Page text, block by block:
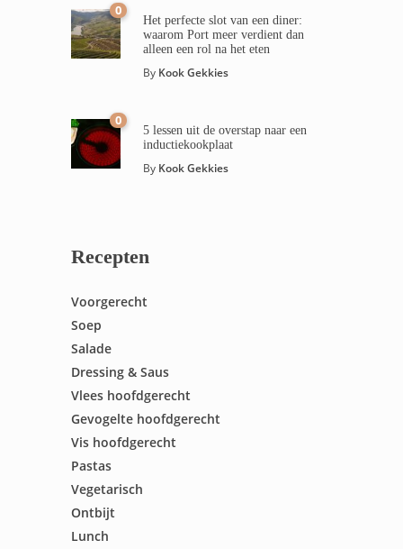
0
Het perfecte slot van een diner:
waarom Port meer verdient dan
alleen een rol na het eten
By Kook Gekkies
0
5 lessen uit de overstap naar een
inductiekookplaat
By Kook Gekkies
Recepten
Voorgerecht
Soep
Salade
Dressing & Saus
Vlees hoofdgerecht
Gevogelte hoofdgerecht
Vis hoofdgerecht
Pastas
Vegetarisch
Ontbijt
Lunch